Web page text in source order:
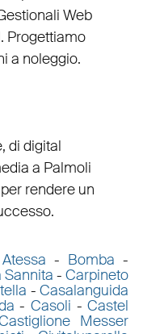
Web
. Progettiamo
a noleggio.
, di digital
a Palmoli
rendere un
Atessa - Bomba -
Sannita -Carpineto
-Casalanguida
-Casoli -Castel
Messer